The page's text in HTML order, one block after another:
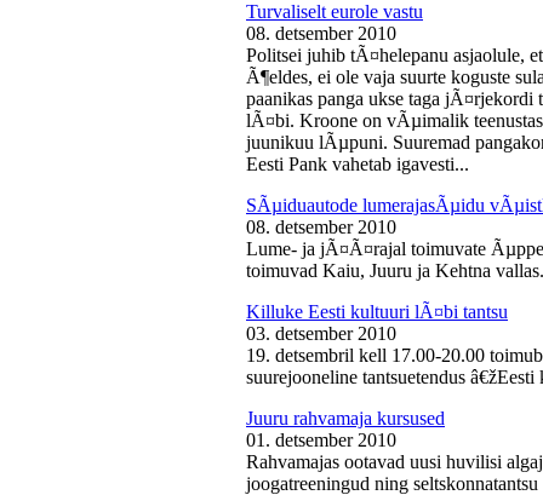
Turvaliselt eurole vastu
08. detsember 2010
Politsei juhib tÃ¤helepanu asjaolule,
Ã¶eldes, ei ole vaja suurte koguste
paanikas panga ukse taga
lÃ¤bi. Kroone on vÃµimalik
juunikuu lÃµpuni. Suuremad
Eesti Pank vahetab igavesti...
SÃµiduautode lumerajasÃµidu
08. detsember 2010
Lume- ja jÃ¤Ã¤rajal toimuvate
toimuvad Kaiu, Juuru ja Kehtna
Killuke Eesti kultuuri lÃ¤bi tantsu
03. detsember 2010
19. detsembril kell 17.00-20.00
suurejooneline tantsuetendus
Juuru rahvamaja kursused
01. detsember 2010
Rahvamajas ootavad uusi huvilisi
joogatreeningud ning seltskonnatantsu